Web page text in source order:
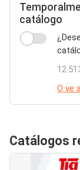
catálogo
O ve
Catálogos